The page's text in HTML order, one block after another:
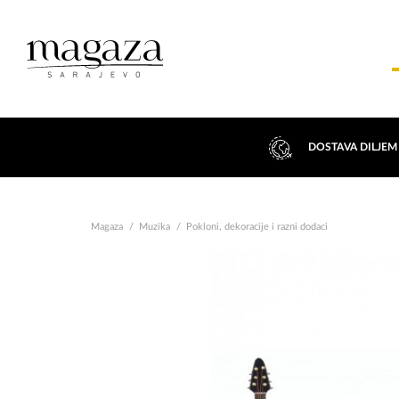
DOSTAVA
Magaza Muzika Pokloni, dekoracije i razni dodaci